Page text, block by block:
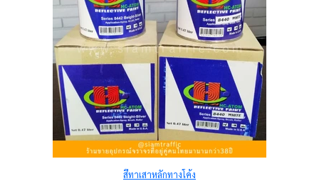
สีทาเสาหลักทางโค้ง